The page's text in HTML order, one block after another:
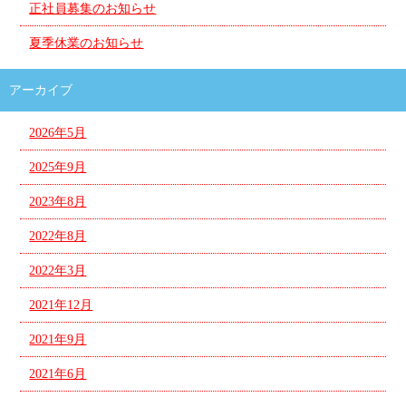
正社員募集のお知らせ
夏季休業のお知らせ
アーカイブ
2026年5月
2025年9月
2023年8月
2022年8月
2022年3月
2021年12月
2021年9月
2021年6月